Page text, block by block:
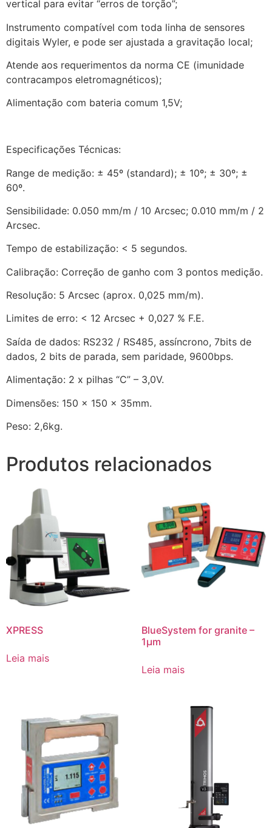
vertical para evitar “erros de torção”;
Instrumento compatível com toda linha de sensores
digitais Wyler, e pode ser ajustada a gravitação local;
Atende aos requerimentos da norma CE (imunidade
contracampos eletromagnéticos);
Alimentação com bateria comum 1,5V;
Especificações Técnicas:
Range de medição: ± 45º (standard); ± 10º; ± 30º; ±
60º.
Sensibilidade: 0.050 mm/m / 10 Arcsec; 0.010 mm/m / 2
Arcsec.
Tempo de estabilização: < 5 segundos.
Calibração: Correção de ganho com 3 pontos medição.
Resolução: 5 Arcsec (aprox. 0,025 mm/m).
Limites de erro: < 12 Arcsec + 0,027 % F.E.
Saída de dados: RS232 / RS485, assíncrono, 7bits de
dados, 2 bits de parada, sem paridade, 9600bps.
Alimentação: 2 x pilhas “C” – 3,0V.
Dimensões: 150 x 150 x 35mm.
Peso: 2,6kg.
Produtos relacionados
XPRESS
Leia mais
BlueSystem for granite –
1µm
Leia mais